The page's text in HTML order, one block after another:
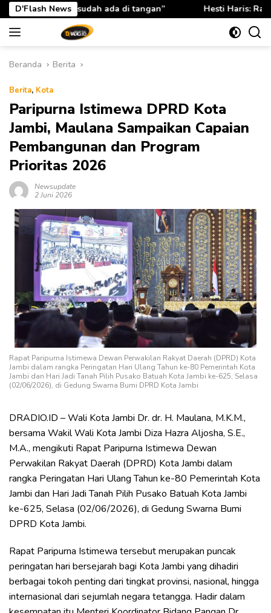
Langsung
ke
konten
D'Flash NewsHesti Haris: Rabu Berkah TP PKK Provinsi Jambi
Beranda Berita
Berita, Kota
Paripurna Istimewa DPRD Kota
Jambi, Maulana Sampaikan Capaian
Pembangunan dan Program
Prioritas 2026
Newsupdate
2 Juni 2026
Rapat Paripurna Istimewa Dewan Perwakilan Rakyat Daerah (DPRD) Kota
Jambi dalam rangka Peringatan Hari Ulang Tahun ke-80 Pemerintah Kota
Jambi dan Hari Jadi Tanah Pilih Pusako Batuah Kota Jambi ke-625, Selasa
(02/06/2026), di Gedung Swarna Bumi DPRD Kota Jambi
DRADIO.ID – Wali Kota Jambi Dr. dr. H. Maulana, M.K.M.,
bersama Wakil Wali Kota Jambi Diza Hazra Aljosha, S.E.,
M.A., mengikuti Rapat Paripurna Istimewa Dewan
Perwakilan Rakyat Daerah (DPRD) Kota Jambi dalam
rangka Peringatan Hari Ulang Tahun ke-80 Pemerintah Kota
Jambi dan Hari Jadi Tanah Pilih Pusako Batuah Kota Jambi
ke-625, Selasa (02/06/2026), di Gedung Swarna Bumi
DPRD Kota Jambi.
Rapat Paripurna Istimewa tersebut merupakan puncak
peringatan hari bersejarah bagi Kota Jambi yang dihadiri
berbagai tokoh penting dari tingkat provinsi, nasional, hingga
internasional dari sejumlah negara tetangga. Hadir dalam